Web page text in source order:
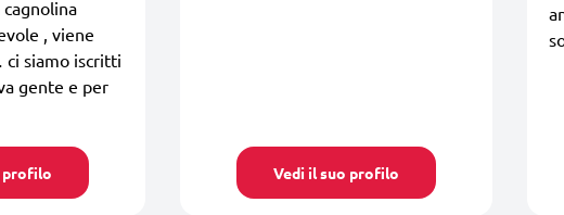
cagnolina
, viene
siamo iscritti
gente e per
profilo Vedi il suo profilo